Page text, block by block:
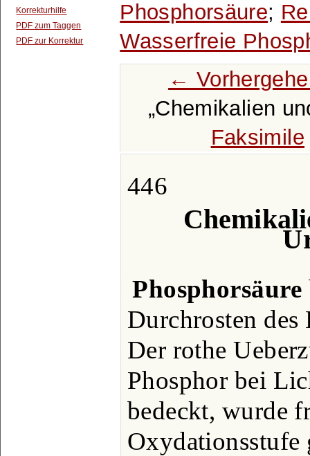
Korrekturhilfe
PDF zum Taggen
PDF zur Korrektur
Phosphorsäure;
Wasserfreie
←
Chemikalien
Faksimile
446
Phosphorsäure
Durchrosten des
Der rothe
Phosphor bei
bedeckt, wurde
Oxydationsstufe